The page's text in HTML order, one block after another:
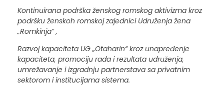
Kontinuirana podrška ženskog romskog aktivizma kroz
podršku ženskoh romskoj zajednici Udruženja žena
„Romkinja“ ,
Razvoj kapaciteta UG „Otaharin“ kroz unapređenje
kapaciteta, promociju rada i rezultata udruženja,
umrežavanje i izgradnju partnerstava sa privatnim
sektorom i institucijama sistema.